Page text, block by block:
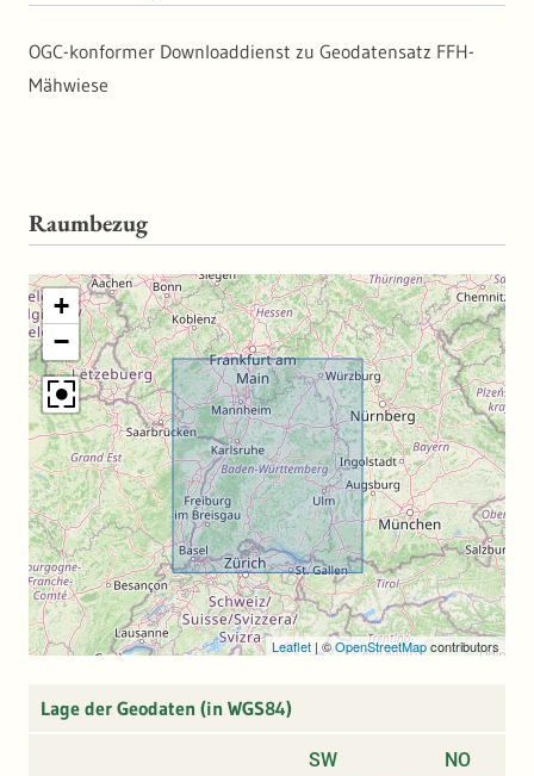
OGC-konformer Downloaddienst zu Geodatensatz FFH-
Mähwiese
Raumbezug
+
−
Leaflet |©OpenStreetMapcontributors
Lage der Geodaten (in WGS84)
SW
NO